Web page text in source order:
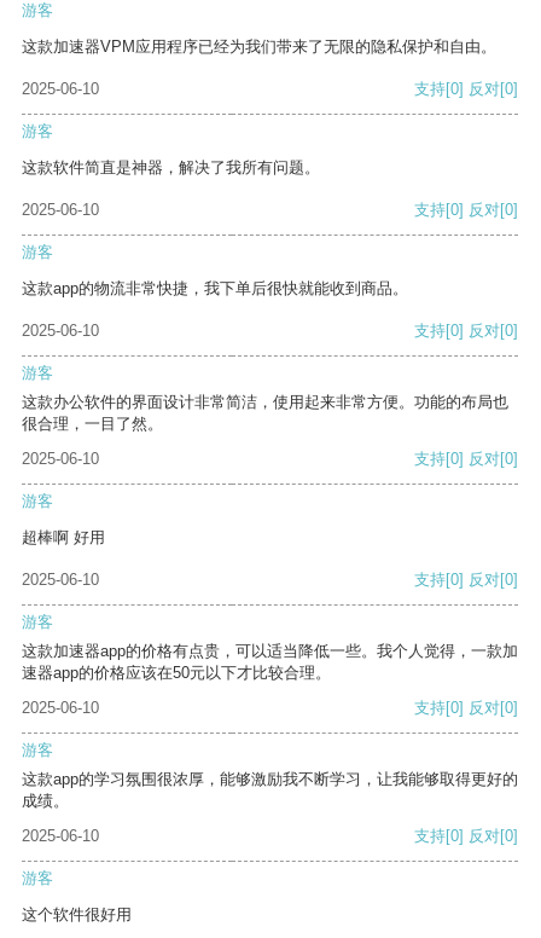
游客
这款加速器VPM应用程序已经为我们带来了无限的隐私保护和自由。
2025-06-10 支持[0] 反对[0]
游客
这款软件简直是神器，解决了我所有问题。
2025-06-10 支持[0] 反对[0]
游客
这款app的物流非常快捷，我下单后很快就能收到商品。
2025-06-10 支持[0] 反对[0]
游客
这款办公软件的界面设计非常简洁，使用起来非常方便。功能的布局也
很合理，一目了然。
2025-06-10
支持[0] 反对[0]
游客
超棒啊 好用
2025-06-10 支持[0] 反对[0]
游客
这款加速器app的价格有点贵，可以适当降低一些。我个人觉得，一款加
速器app的价格应该在50元以下才比较合理。
2025-06-10
支持[0] 反对[0]
游客
这款app的学习氛围很浓厚，能够激励我不断学习，让我能够取得更好的
成绩。
2025-06-10
支持[0] 反对[0]
游客
这个软件很好用